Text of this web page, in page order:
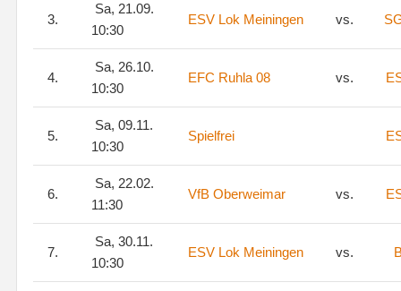
3.
Sa, 21.09.
10:30
ESV Lok Meiningen vs.
4.
Sa, 26.10.
10:30
EFC Ruhla 08 vs.
5.
Sa, 09.11.
10:30
Spielfrei
6.
Sa, 22.02.
11:30
VfB Oberweimar vs.
7.
Sa, 30.11.
10:30
ESV Lok Meiningen vs.